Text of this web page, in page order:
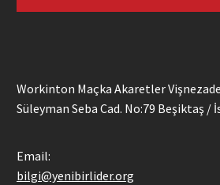
Workinton Maçka Akaretler
Süleyman Seba Cad. No:79 Beşiktaş /
Email:
bilgi@yenibirlider.org